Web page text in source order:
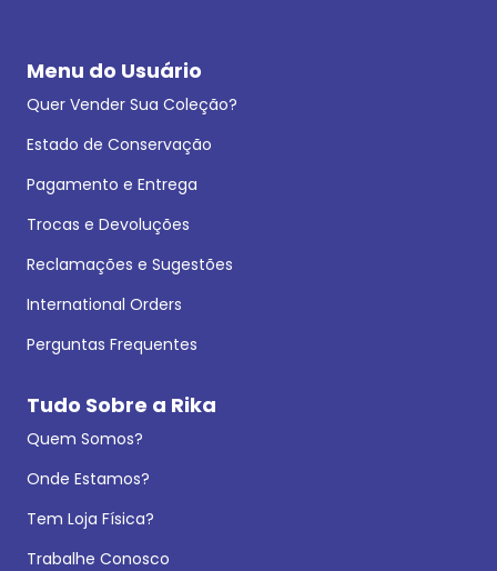
Menu do Usuário
Quer Vender Sua Coleção?
Estado de Conservação
Pagamento e Entrega
Trocas e Devoluções
Reclamações e Sugestões
International Orders
Perguntas Frequentes
Tudo Sobre a Rika
Quem Somos?
Onde Estamos?
Tem Loja Física?
Trabalhe Conosco